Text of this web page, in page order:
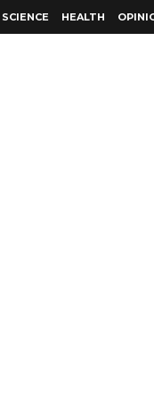
SCIENCE HEALTH